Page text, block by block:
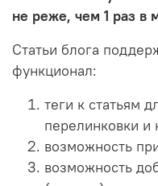
не реже, чем 1 раз в
Статьи блога
функционал:
теги к статьям
перелинковки и
возможность
возможность